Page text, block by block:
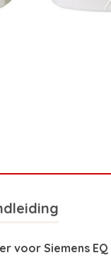
voor Siemens